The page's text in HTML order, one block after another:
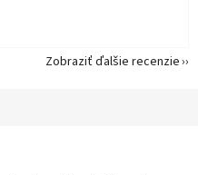
Zobraziť ďalšie recenzie